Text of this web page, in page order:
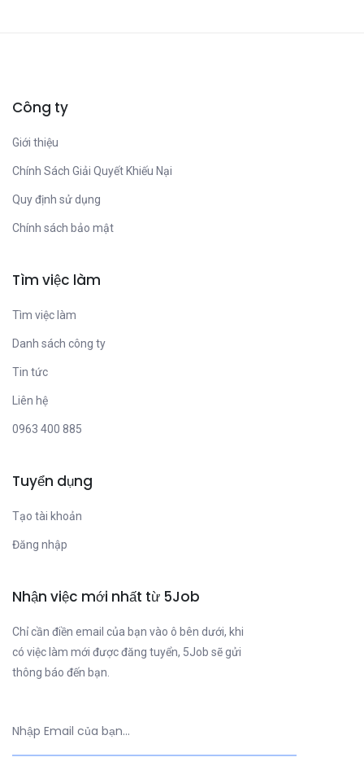
Công ty
Giới thiệu
Chính Sách Giải Quyết Khiếu Nại
Quy định sử dụng
Chính sách bảo mật
Tìm việc làm
Tìm việc làm
Danh sách công ty
Tin tức
Liên hệ
0963 400 885
Tuyển dụng
Tạo tài khoản
Đăng nhập
Nhận việc mới nhất từ 5Job
Chỉ cần điền email của bạn vào ô bên dưới, khi
có việc làm mới được đăng tuyển, 5Job sẽ gửi
thông báo đến bạn.